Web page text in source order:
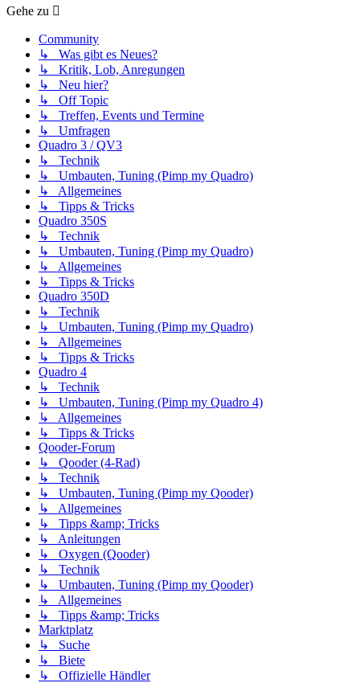
Gehe zu
Community
↳ Was gibt es Neues?
↳ Kritik, Lob, Anregungen
↳ Neu hier?
↳ Off Topic
↳ Treffen, Events und Termine
↳ Umfragen
Quadro 3 / QV3
↳ Technik
↳ Umbauten, Tuning (Pimp my Quadro)
↳ Allgemeines
↳ Tipps & Tricks
Quadro 350S
↳ Technik
↳ Umbauten, Tuning (Pimp my Quadro)
↳ Allgemeines
↳ Tipps & Tricks
Quadro 350D
↳ Technik
↳ Umbauten, Tuning (Pimp my Quadro)
↳ Allgemeines
↳ Tipps & Tricks
Quadro 4
↳ Technik
↳ Umbauten, Tuning (Pimp my Quadro 4)
↳ Allgemeines
↳ Tipps & Tricks
Qooder-Forum
↳ Qooder (4-Rad)
↳ Technik
↳ Umbauten, Tuning (Pimp my Qooder)
↳ Allgemeines
↳ Tipps &amp; Tricks
↳ Anleitungen
↳ Oxygen (Qooder)
↳ Technik
↳ Umbauten, Tuning (Pimp my Qooder)
↳ Allgemeines
↳ Tipps &amp; Tricks
Marktplatz
↳ Suche
↳ Biete
↳ Offizielle Händler